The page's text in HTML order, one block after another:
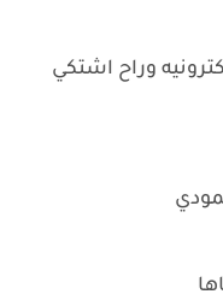
وراح اشتكي